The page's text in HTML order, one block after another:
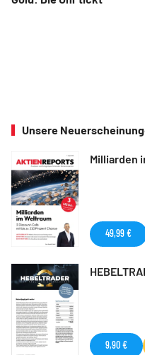
Unsere
Milliarden
49,99 €
9,90 €